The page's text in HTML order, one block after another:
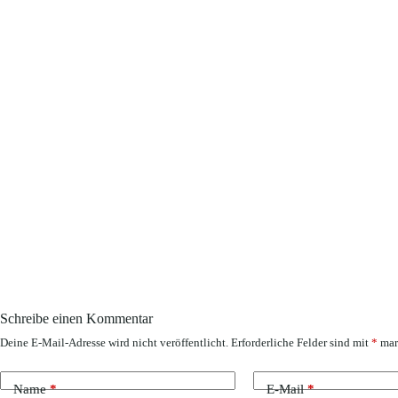
Schreibe einen Kommentar
Deine E-Mail-Adresse wird nicht veröffentlicht. Erforderliche Felder sind mit *
Name* E-Mail*